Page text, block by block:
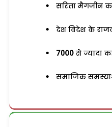
सरिता मैगजीन
देश विदेश के
7000 से ज्यादा
समाजिक